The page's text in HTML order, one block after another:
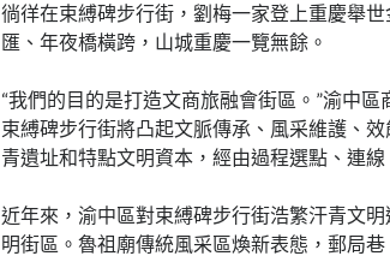
徜徉在束縛碑步行街，劉梅一家登上重慶舉
匯、年夜橋橫跨，山城重慶一覽無餘。
“我們的目的是打造文商旅融會街區。”渝中
束縛碑步行街將凸起文脈傳承、風采維護、
青遺址和特點文明資本，經由過程選點、連
近年來，渝中區對束縛碑步行街浩繁汗青文
明街區。魯祖廟傳統風采區煥新表態，郵局